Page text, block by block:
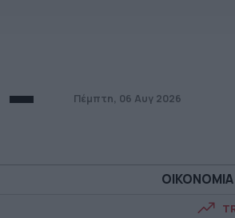
Πέμπτη, 06 Αυγ 2026
ΟΙΚΟΝΟΜΙΑ